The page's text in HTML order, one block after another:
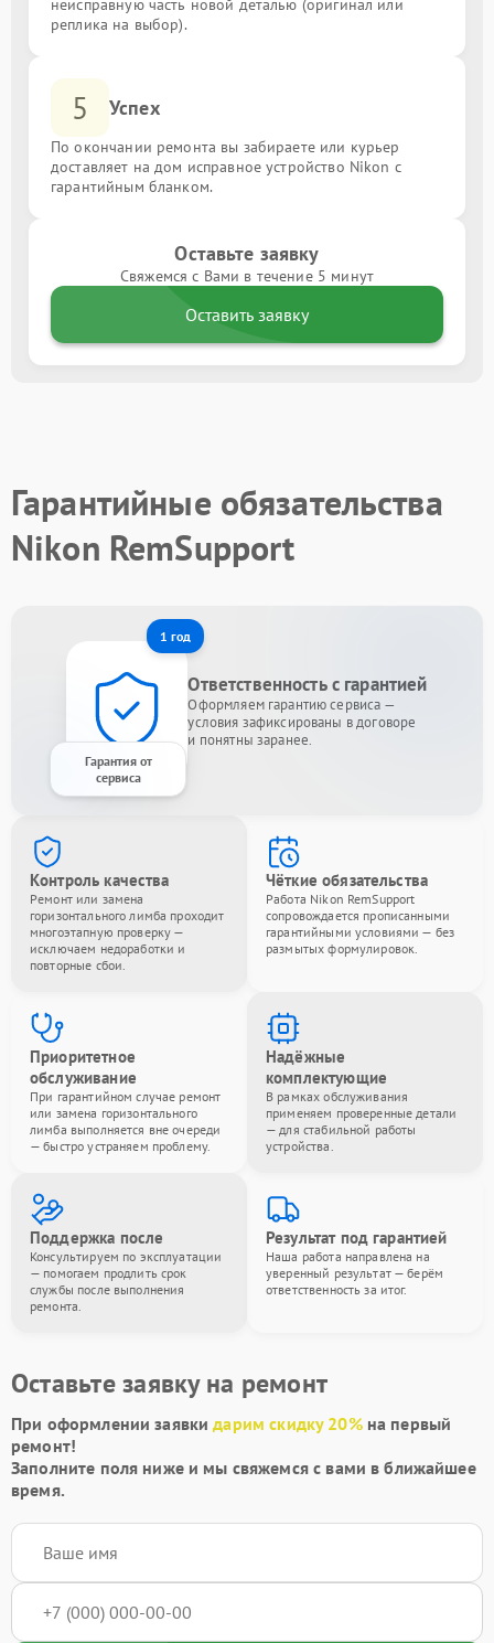
неисправную часть новой деталью (оригинал или
реплика на выбор).
5 Успех
По окончании ремонта вы забираете или курьер
доставляет на дом исправное устройство Nikon с
гарантийным бланком.
Оставьте заявку
Свяжемся с Вами в течение 5 минут
Оставить заявку
Гарантийные обязательства
Nikon RemSupport
1 год
Гарантия от
сервиса
Ответственность с гарантией
Оформляем гарантию сервиса —
условия зафиксированы в договоре
и понятны заранее.
Контроль качества
Ремонт или замена
горизонтального лимба проходит
многоэтапную проверку —
исключаем недоработки и
повторные сбои.
Чёткие обязательства
Работа Nikon RemSupport
сопровождается прописанными
гарантийными условиями — без
размытых формулировок.
Приоритетное
обслуживание
При гарантийном случае ремонт
или замена горизонтального
лимба выполняется вне очереди
— быстро устраняем проблему.
Надёжные
комплектующие
В рамках обслуживания
применяем проверенные детали
— для стабильной работы
устройства.
Поддержка после
Консультируем по эксплуатации
— помогаем продлить срок
службы после выполнения
ремонта.
Результат под гарантией
Наша работа направлена на
уверенный результат — берём
ответственность за итог.
Оставьте заявку на ремонт
При оформлении заявкидарим скидку 20%на первый
ремонт!
Заполните поля ниже и мы свяжемся с вами в ближайшее
время.